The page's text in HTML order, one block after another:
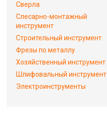
Сверла
Слесарно-монтажный
инструмент
Строительный инструмент
Фрезы по металлу
Хозяйственный инструмент
Шлифовальный инструмент
Электроинструменты